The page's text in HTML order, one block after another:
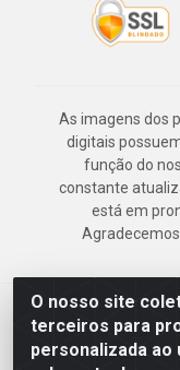
O nosso site
terceiros para
personalizada ao
As imagens dos
digitais
função do
constante
está em
Deskontão Atacado -
Imbiribeira - Recife/PE